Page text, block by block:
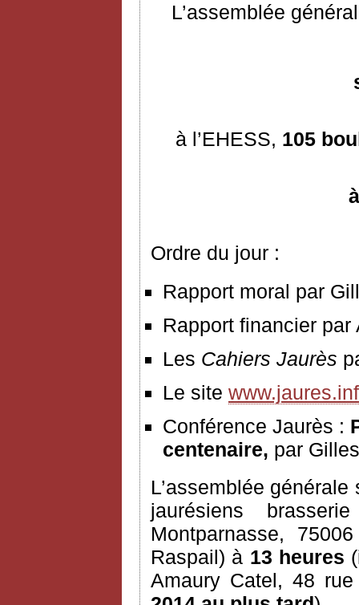
L’assemblée
à l’EHESS, 105
Ordre du jour :
Rapport moral par
Rapport financier par
Les Cahiers Jaurès
Le site
Conférence Jaurès :
centenaire, par
L’assemblée
jaurésiens
Montparnasse,
Raspail) à 13 heures
Amaury Catel, 48